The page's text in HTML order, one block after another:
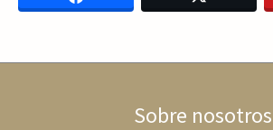
Sobre nosotros